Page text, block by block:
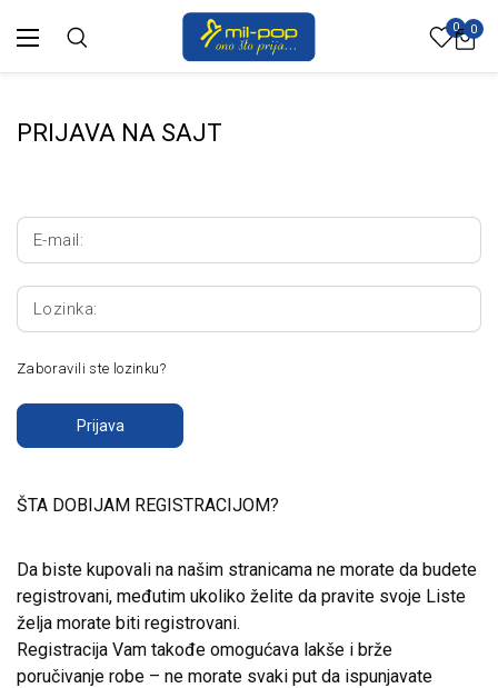
0 0
PRIJAVA NA SAJT
E-mail:
Lozinka:
Zaboravili ste lozinku?
Prijava
ŠTA DOBIJAM REGISTRACIJOM?
Da biste kupovali na našim stranicama ne morate da budete
registrovani, međutim ukoliko želite da pravite svoje Liste
želja morate biti registrovani.
Registracija Vam takođe omogućava lakše i brže
poručivanje robe – ne morate svaki put da ispunjavate